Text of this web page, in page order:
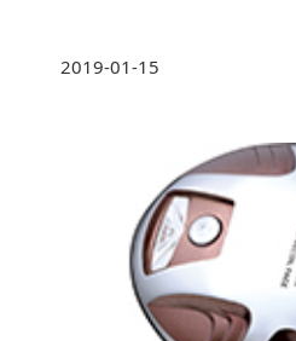
2019-01-15